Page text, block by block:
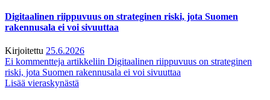
Digitaalinen riippuvuus on strateginen riski, jota Suomen
rakennusala ei voi sivuuttaa
Kirjoitettu 25.6.2026
Ei kommentteja artikkeliin Digitaalinen riippuvuus on strateginen
riski, jota Suomen rakennusala ei voi sivuuttaa
Lisää vieraskynästä